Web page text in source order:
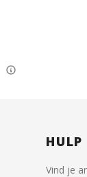
Vind je